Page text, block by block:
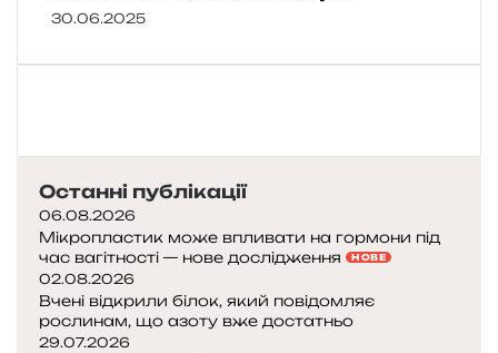
30.06.2025
Останні публікації
06.08.2026
Мікропластик може впливати на гормони під
час вагітності — нове дослідження
НОВЕ
02.08.2026
Вчені відкрили білок, який повідомляє
рослинам, що азоту вже достатньо
29.07.2026